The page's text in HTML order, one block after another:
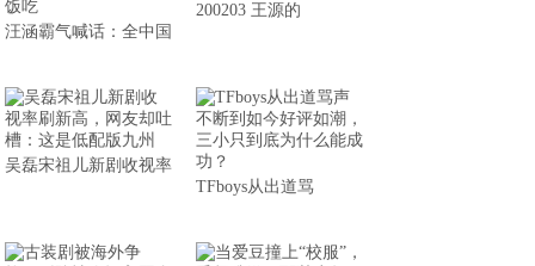
汪涵霸气喊话：全中国
200203 王源的
吴磊宋祖儿新剧收视率
TFboys从出道骂